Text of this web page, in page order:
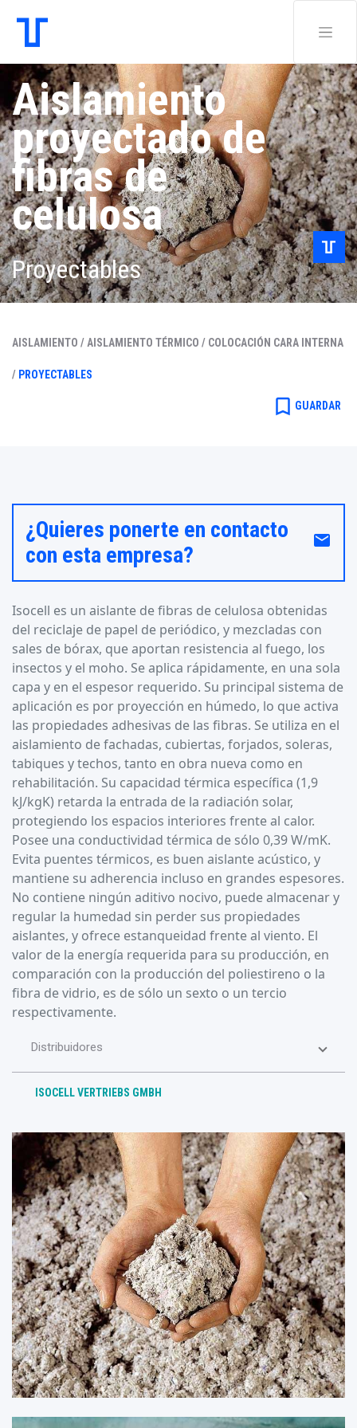
Aislamiento
proyectado de
fibras de
celulosa
Proyectables
AISLAMIENTO / AISLAMIENTO TÉRMICO / COLOCACIÓN CARA INTERNA
/ PROYECTABLES
bookmark_border GUARDAR
¿Quieres ponerte en contacto
con esta empresa?
email
Isocell es un aislante de fibras de celulosa obtenidas
del reciclaje de papel de periódico, y mezcladas con
sales de bórax, que aportan resistencia al fuego, los
insectos y el moho. Se aplica rápidamente, en una sola
capa y en el espesor requerido. Su principal sistema de
aplicación es por proyección en húmedo, lo que activa
las propiedades adhesivas de las fibras. Se utiliza en el
aislamiento de fachadas, cubiertas, forjados, soleras,
tabiques y techos, tanto en obra nueva como en
rehabilitación. Su capacidad térmica específica (1,9
kJ/kgK) retarda la entrada de la radiación solar,
protegiendo los espacios interiores frente al calor.
Posee una conductividad térmica de sólo 0,39 W/mK.
Evita puentes térmicos, es buen aislante acústico, y
mantiene su adherencia incluso en grandes espesores.
No contiene ningún aditivo nocivo, puede almacenar y
regular la humedad sin perder sus propiedades
aislantes, y ofrece estanqueidad frente al viento. El
valor de la energía requerida para su producción, en
comparación con la producción del poliestireno o la
fibra de vidrio, es de sólo un sexto o un tercio
respectivamente.
Distribuidores
ISOCELL VERTRIEBS GMBH